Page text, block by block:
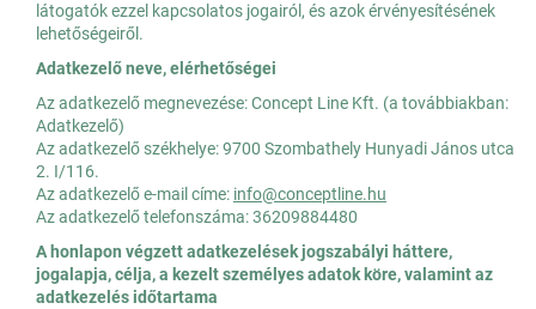
látogatók ezzel kapcsolatos jogairól, és azok érvényesítésének
lehetőségeiről.
Adatkezelő neve, elérhetőségei
Az adatkezelő megnevezése: Concept Line Kft. (a továbbiakban:
Adatkezelő)
Az adatkezelő székhelye: 9700 Szombathely Hunyadi János utca
2. I/116.
Az adatkezelő e-mail címe: info@conceptline.hu
Az adatkezelő telefonszáma: 36209884480
A honlapon végzett adatkezelések jogszabályi háttere,
jogalapja, célja, a kezelt személyes adatok köre, valamint az
adatkezelés időtartama